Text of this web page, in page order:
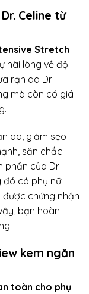
Celine từ
Stretch
hài lòng về độ
rạn da Dr.
mà còn có giá
da, giảm sẹo
săn chắc.
phần của Dr.
đó có phụ nữ
được chứng nhận
bạn hoàn
kem ngăn
toàn cho phụ